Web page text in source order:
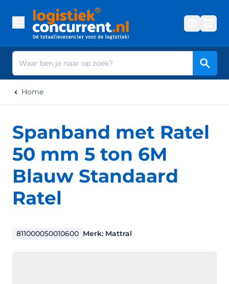
Zoek
Home
Spanband met Ratel
50 mm 5 ton 6M
Blauw Standaard
Ratel
811000050010600 Merk: Mattral